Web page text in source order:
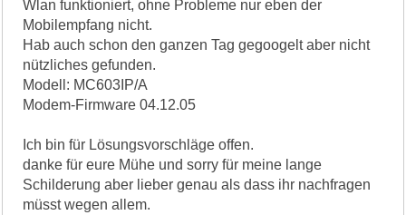
Wlan funktioniert, ohne Probleme nur eben der
Mobilempfang nicht.
Hab auch schon den ganzen Tag gegoogelt aber nicht
nützliches gefunden.
Modell: MC603IP/A
Modem-Firmware 04.12.05
Ich bin für Lösungsvorschläge offen.
danke für eure Mühe und sorry für meine lange
Schilderung aber lieber genau als dass ihr nachfragen
müsst wegen allem.